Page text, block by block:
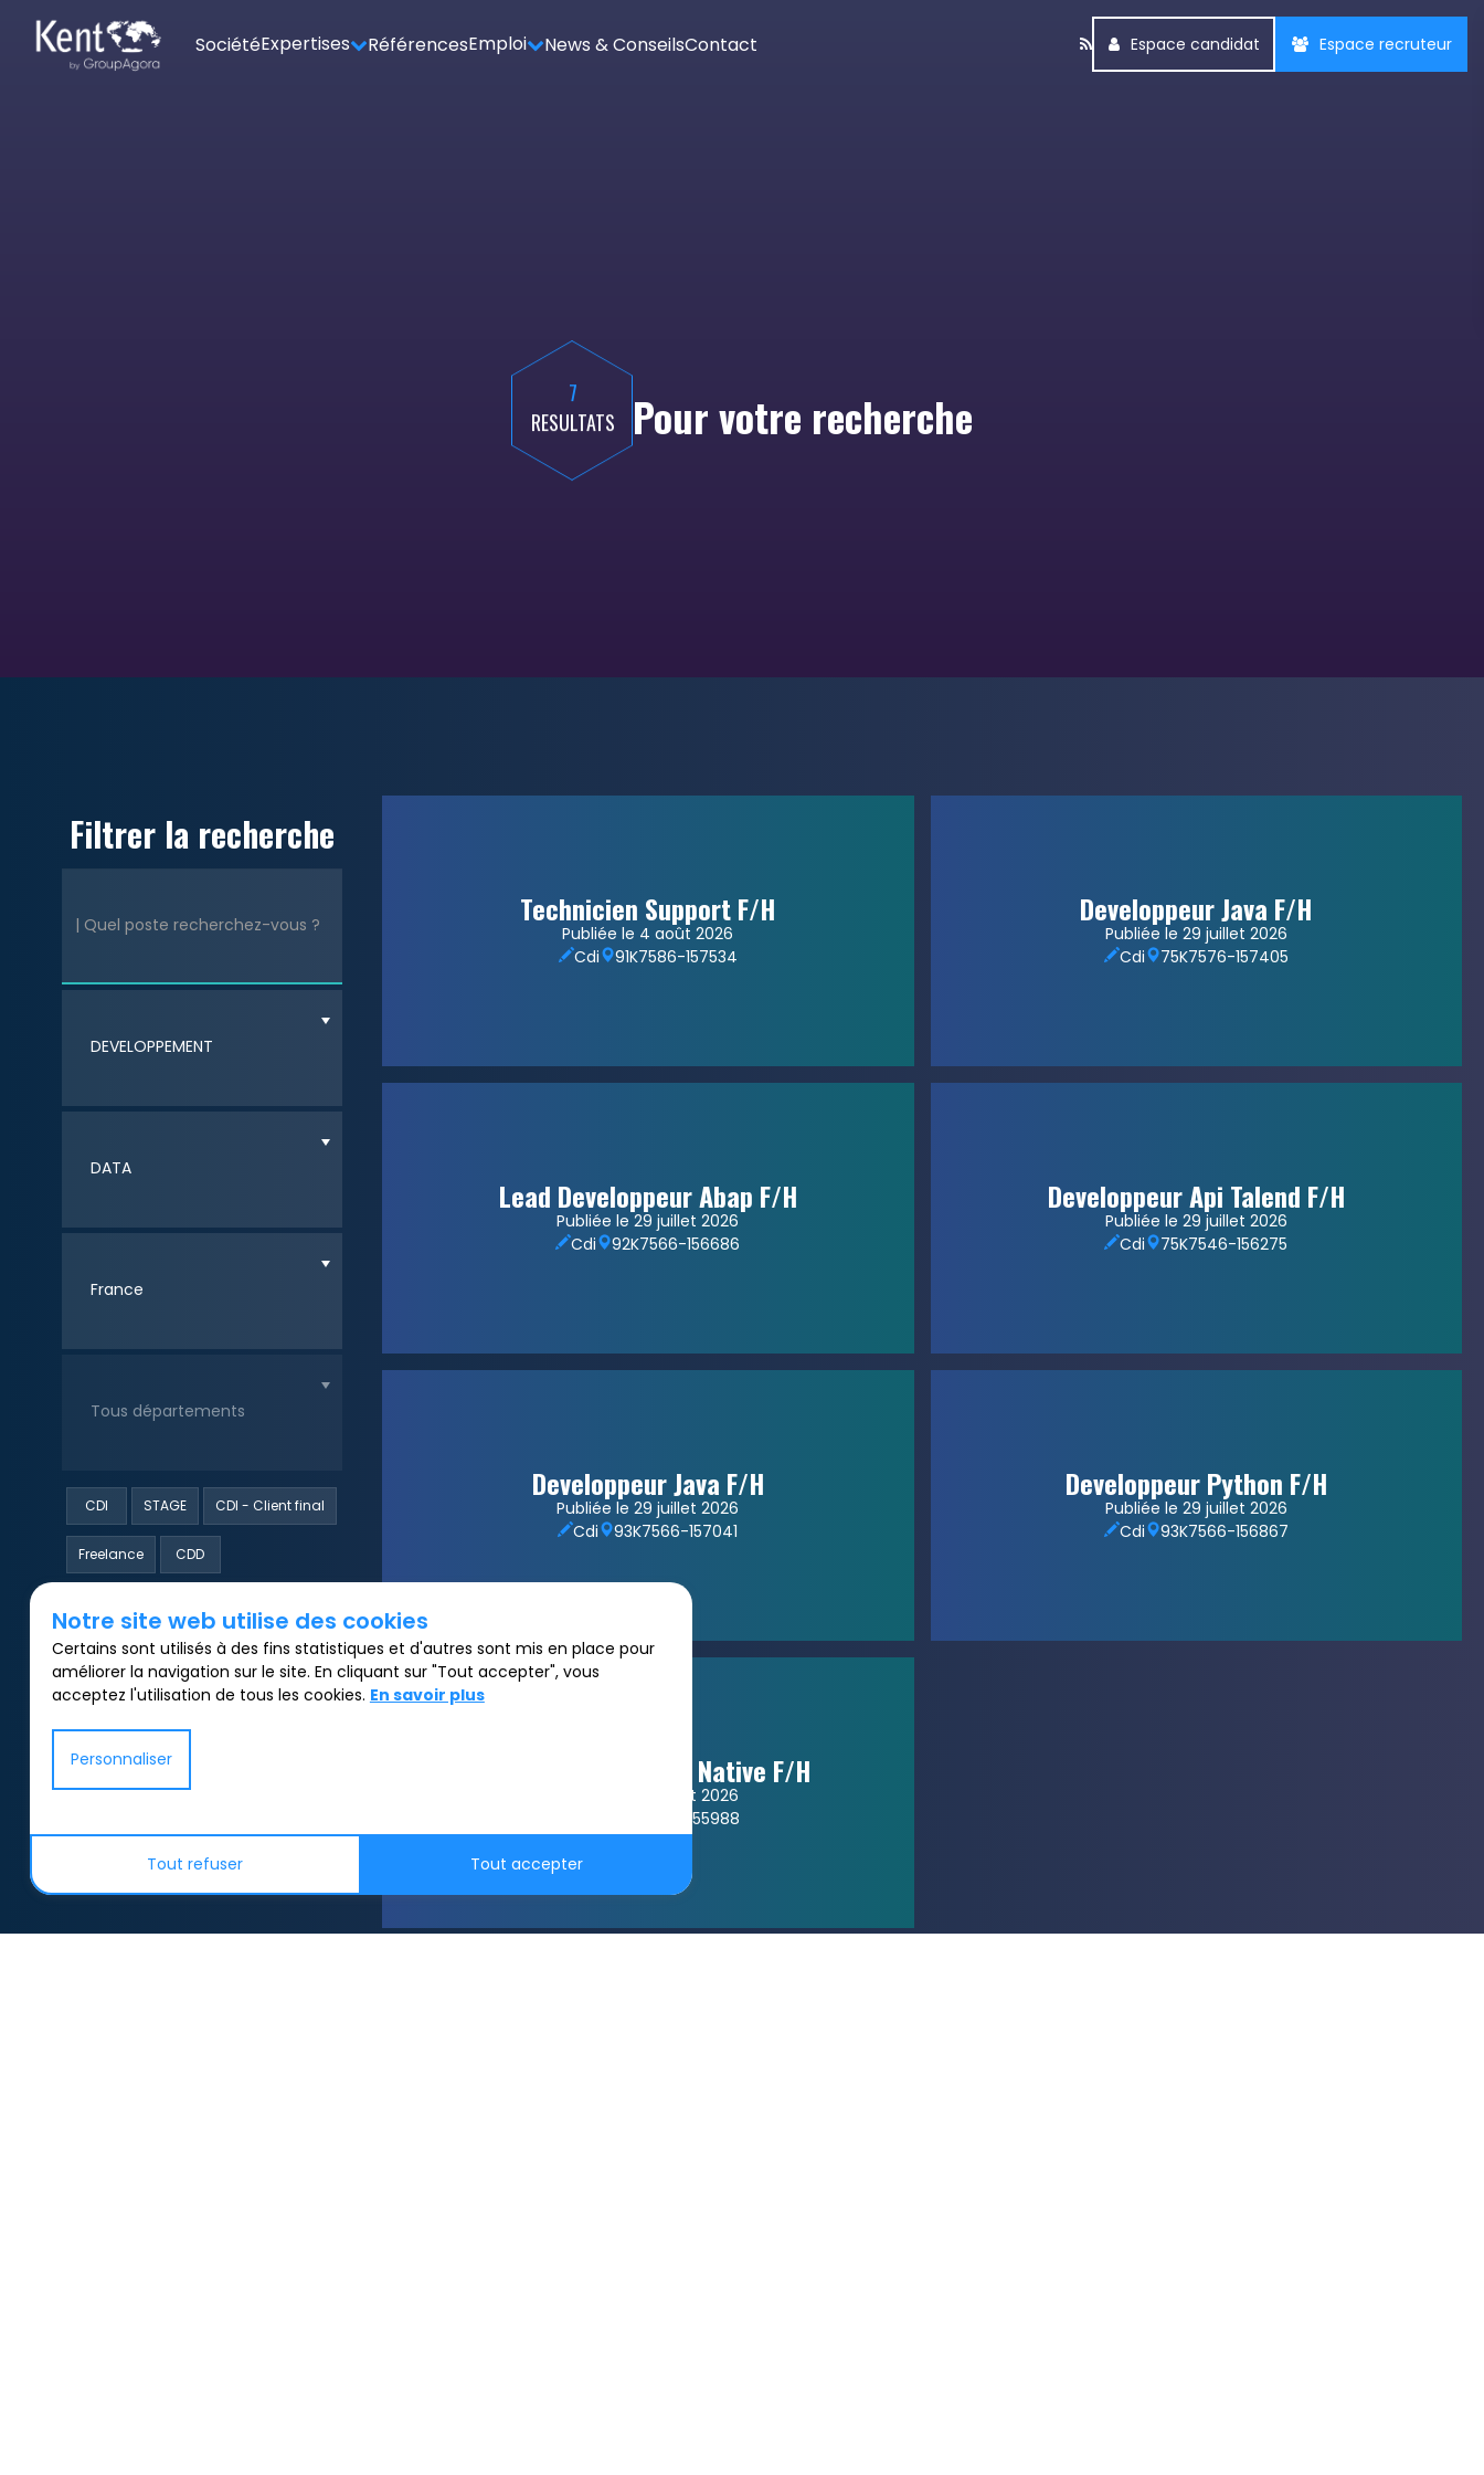
Notre site web utilise des cookies
Certains sont utilisés à des fins statistiques et d'autres sont mis en place pour
améliorer la navigation sur le site. En cliquant sur "Tout accepter", vous
acceptez l'utilisation de tous les cookies. En savoir plus
Personnaliser
Tout refuser Tout accepter
SociétéExpertises RéférencesEmploi News & ConseilsContact Espace candidat Espace recruteur
Espace candidat - Connexion
7
RESULTATS
Pour votre recherche
Filtrer la recherche
CDI STAGE CDI - Client final
Freelance CDD
AFFINER VOTRE RECHERCHE
Technicien Support F/H
Publiée le 4 août 2026
Cdi
91K7586-157534
Developpeur Java F/H
Publiée le 29 juillet 2026
Cdi
75K7576-157405
Lead Developpeur Abap F/H
Publiée le 29 juillet 2026
Cdi
92K7566-156686
Developpeur Api Talend F/H
Publiée le 29 juillet 2026
Cdi
75K7546-156275
Developpeur Java F/H
Publiée le 29 juillet 2026
Cdi
93K7566-157041
Developpeur Python F/H
Publiée le 29 juillet 2026
Cdi
93K7566-156867
Developpeur React Native F/H
Publiée le 29 juillet 2026
K7546-155988